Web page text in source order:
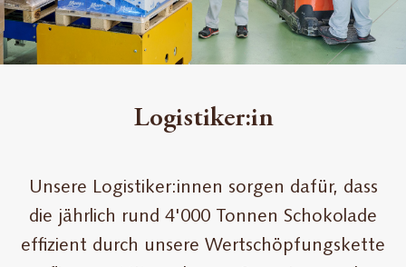
Logistiker:in
Unsere Logistiker:innen sorgen dafür, dass
die jährlich rund 4'000 Tonnen Schokolade
effizient durch unsere Wertschöpfungskette